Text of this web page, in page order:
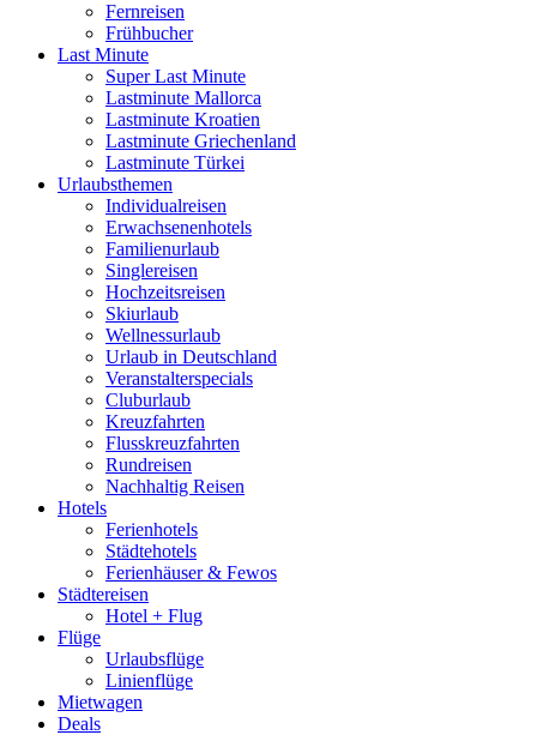
Fernreisen
Frühbucher
Last Minute
Super Last Minute
Lastminute Mallorca
Lastminute Kroatien
Lastminute Griechenland
Lastminute Türkei
Urlaubsthemen
Individualreisen
Erwachsenenhotels
Familienurlaub
Singlereisen
Hochzeitsreisen
Skiurlaub
Wellnessurlaub
Urlaub in Deutschland
Veranstalterspecials
Cluburlaub
Kreuzfahrten
Flusskreuzfahrten
Rundreisen
Nachhaltig Reisen
Hotels
Ferienhotels
Städtehotels
Ferienhäuser & Fewos
Städtereisen
Hotel + Flug
Flüge
Urlaubsflüge
Linienflüge
Mietwagen
Deals